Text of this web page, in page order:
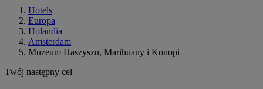
Hotels
Europa
Holandia
Amsterdam
Muzeum Haszyszu, Marihuany i Konopi
Twój następny cel